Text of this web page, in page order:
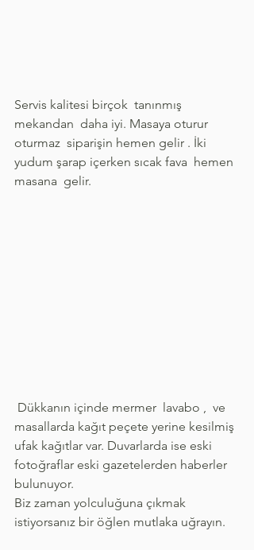
Servis kalitesi birçok  tanınmış
mekandan  daha iyi. Masaya oturur
oturmaz  siparişin hemen gelir . İki
yudum şarap içerken sıcak fava  hemen
masana  gelir.
Dükkanın içinde mermer  lavabo ,  ve
masallarda kağıt peçete yerine kesilmiş
ufak kağıtlar var. Duvarlarda ise eski
fotoğraflar eski gazetelerden haberler
bulunuyor.
Biz zaman yolculuğuna çıkmak
istiyorsanız bir öğlen mutlaka uğrayın.